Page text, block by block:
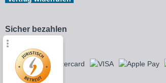
Sicher bezahlen